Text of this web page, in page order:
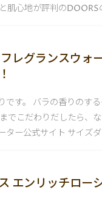
肌心地が評判の
レグランスウォ
です。 バラの香りのす
でこだわりだしたら、
ター公式サイト サイズ
エンリッチロー